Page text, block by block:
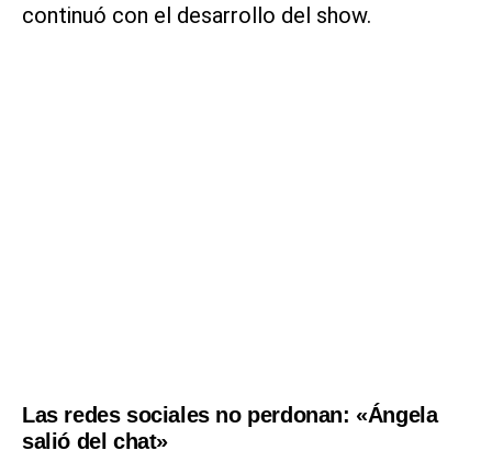
continuó con el desarrollo del show.
Las redes sociales no perdonan: «Ángela
salió del chat»